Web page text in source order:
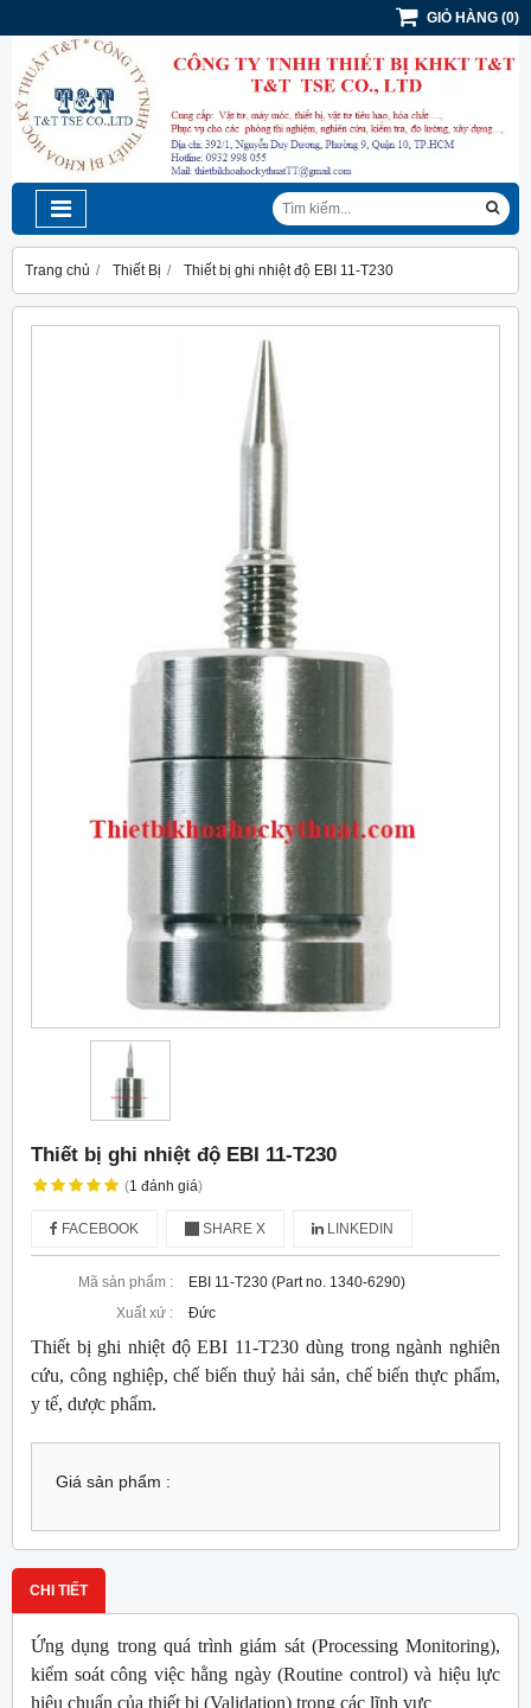
GIỎ HÀNG (0)
Trang chủ Thiết Bị Thiết bị ghi nhiệt độ EBI 11-T230
Thiết bị ghi nhiệt độ EBI 11-T230
(1 đánh giá)
FACEBOOK SHARE X LINKEDIN
Mã sản phẩm :
EBI 11-T230 (Part no. 1340-6290)
Xuất xứ :
Đức
Thiết bị ghi nhiệt độ EBI 11-T230 dùng trong ngành nghiên
cứu, công nghiệp, chế biến thuỷ hải sản, chế biến thực phẩm,
y tế, dược phẩm.
Giá sản phẩm :
CHI TIẾT
Ứng dụng trong quá trình giám sát (Processing Monitoring),
kiểm soát công việc hằng ngày (Routine control) và hiệu lực
hiệu chuẩn của thiết bị (Validation) trong các lĩnh vực